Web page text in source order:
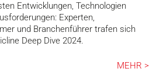
Entwicklungen, Technologien
Experten,
und Branchenführer trafen sich
Deep Dive 2024.
MEHR >